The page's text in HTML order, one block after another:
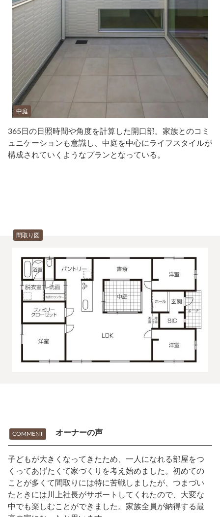
中庭
365日の日照時間や角度を計算した開口部。家族とのコミ
ュニケーションも意識し、中庭を中心にライフスタイルが
構成されていくようなプランとなっている。
間取り図
COMMENT オーナーの声
子どもが大きくなってきたため、一人になれる部屋をつ
くってあげたくて家づくりを考え始めました。初めての
ことが多くて間取りには特に苦戦しましたが、つまづい
たときには川上社長がサポートしてくれたので、大変な
中でも楽しむことができました。家族全員が納得する最